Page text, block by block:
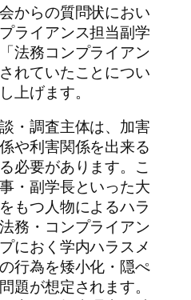
からの質問状におい
ライアンス担当副学
法務コンプライアン
れていたことについ
上げます。
・調査主体は、加害
や利害関係を出来る
必要があります。こ
・副学長といった大
もつ人物によるハラ
務・コンプライアン
におく学内ハラスメ
行為を矮小化・隠ぺ
題が想定されます。